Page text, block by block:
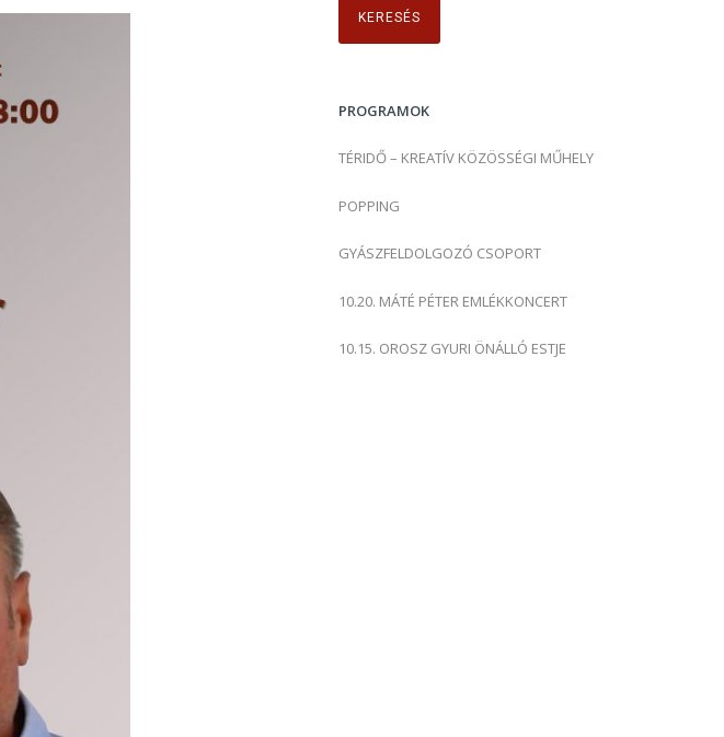
s
:PROGRAMOK
TÉRIDŐ – KREATÍV KÖZÖSSÉGI MŰHELY
POPPING
GYÁSZFELDOLGOZÓ CSOPORT
10.20. MÁTÉ PÉTER EMLÉKKONCERT
10.15. OROSZ GYURI ÖNÁLLÓ ESTJE